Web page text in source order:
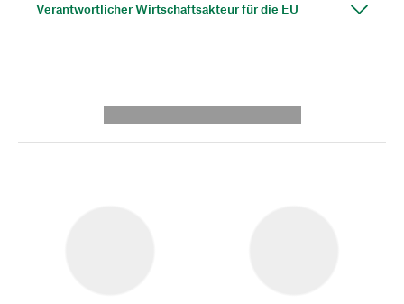
Verantwortlicher Wirtschaftsakteur für die EU